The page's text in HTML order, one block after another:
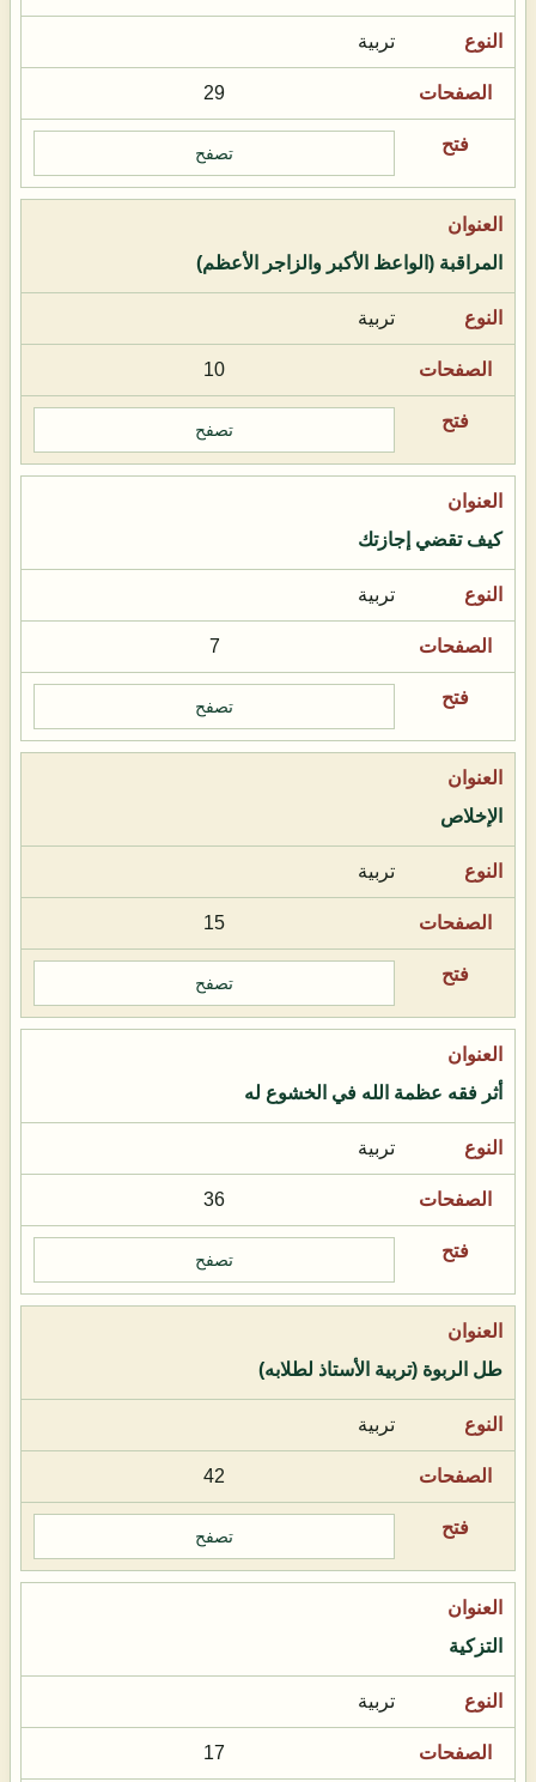
تربية
29
تصفح
المراقبة (الواعظ الأكبر والزاجر الأعظم)
تربية
10
تصفح
كيف تقضي إجازتك
تربية
7
تصفح
الإخلاص
تربية
15
تصفح
أثر فقه عظمة الله في الخشوع له
تربية
36
تصفح
طل الربوة (تربية الأستاذ لطلابه)
تربية
42
تصفح
التزكية
تربية
17